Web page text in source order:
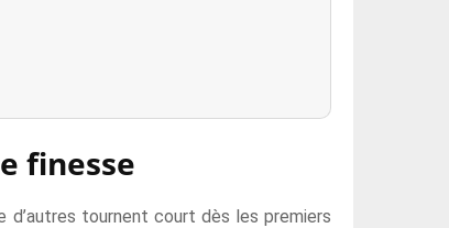
finesse
tournent court dès les premiers